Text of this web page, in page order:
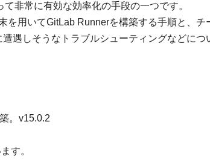
非常に有効な効率化の手段の一つです。
を用いてGitLab Runnerを構築する手順と、チ
遇しそうなトラブルシューティングなどにつ
。v15.0.2
す。